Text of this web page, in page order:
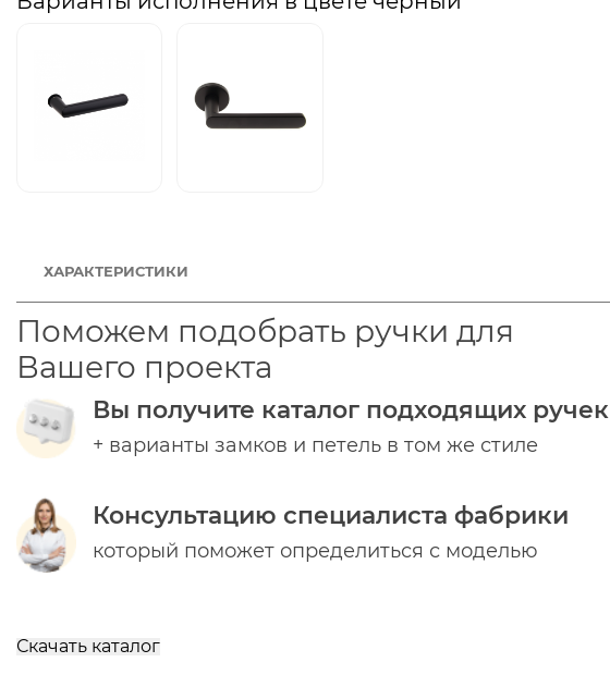
ХАРАКТЕРИСТИКИ
Поможем подобрать ручки для
Вашего проекта
Вы получите каталог подходящих ручек
+ варианты замков и петель в том же стиле
Консультацию специалиста фабрики
который поможет определиться с моделью
Скачать каталог